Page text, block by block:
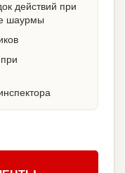
действий при
шаурмы